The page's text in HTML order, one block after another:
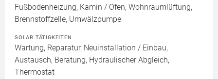
Fußbodenheizung, Kamin / Ofen, Wohnraumlüftung,
Brennstoffzelle, Umwälzpumpe
SOLAR TÄTIGKEITEN
Wartung, Reparatur, Neuinstallation / Einbau,
Austausch, Beratung, Hydraulischer Abgleich,
Thermostat